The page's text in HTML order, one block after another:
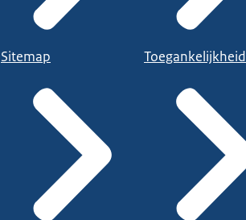
Sitemap Toegankelijkheid